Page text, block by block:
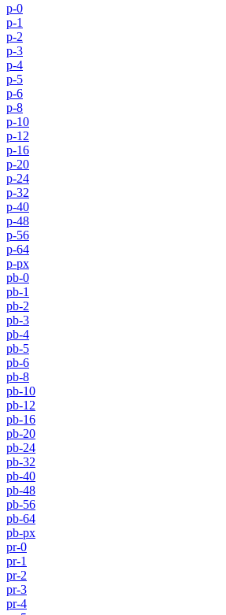
p-0
p-1
p-2
p-3
p-4
p-5
p-6
p-8
p-10
p-12
p-16
p-20
p-24
p-32
p-40
p-48
p-56
p-64
p-px
pb-0
pb-1
pb-2
pb-3
pb-4
pb-5
pb-6
pb-8
pb-10
pb-12
pb-16
pb-20
pb-24
pb-32
pb-40
pb-48
pb-56
pb-64
pb-px
pr-0
pr-1
pr-2
pr-3
pr-4